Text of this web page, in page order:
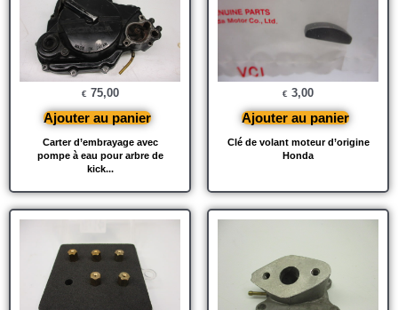
Carter d’embrayage avec
pompe à eau pour arbre de
kick...
€ 75,00
Ajouter au panier
Clé de volant moteur d’origine
Honda
€ 3,00
Ajouter au panier